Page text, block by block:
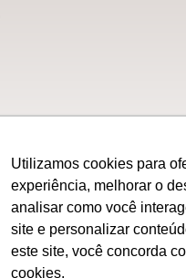
Utilizamos cookies para
experiência, melhorar o
analisar como você
site e personalizar
este site, você concorda
cookies.
de ações, títulos, valores